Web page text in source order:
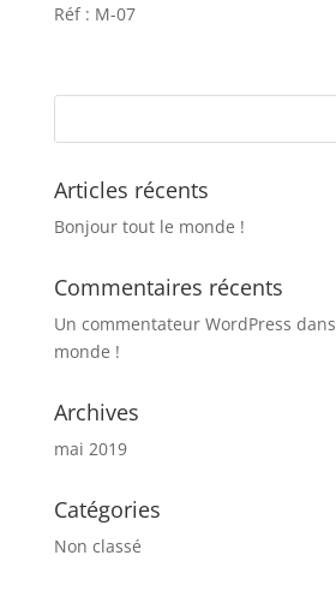
Réf : M-07
Articles récents
Bonjour tout le monde !
Commentaires récents
Un commentateur WordPress dans
monde !
Archives
mai 2019
Catégories
Non classé